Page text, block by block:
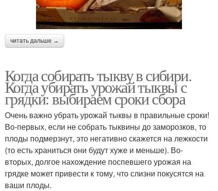
читать дальше →
Когда собирать тыкву в сибири.
Когда убирать урожай тыквы с
грядки: выбираем сроки сбора
Очень важно убрать урожай тыквы в правильные сроки!
Во-первых, если не собрать тыквины до заморозков, то
плоды подмерзнут, это негативно скажется на лежкости
(то есть храниться они будут хуже и меньше). Во-
вторых, долгое нахождение поспевшего урожая на
грядке может привести к тому, что слизни покусятся на
ваши плоды.